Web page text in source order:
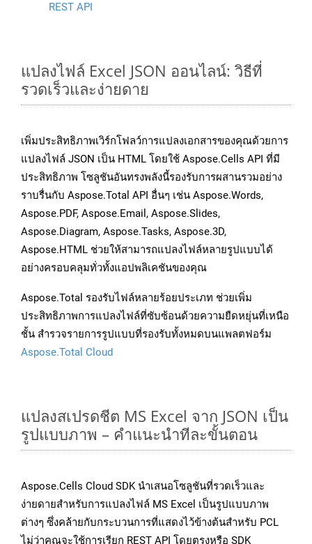
REST API
แปลงไฟล์ Excel JSON ออนไลน์: วิธีที่
รวดเร็วและง่ายดาย
เพิ่มประสิทธิภาพเวิร์กโฟลว์การแปลงเอกสารของคุณด้วยการ
แปลงไฟล์ JSON เป็น HTML โดยใช้ Aspose.Cells API ที่มี
ประสิทธิภาพ โซลูชันอันทรงพลังนี้รองรับการผสานรวมอย่าง
ราบรื่นกับ Aspose.Total API อื่นๆ เช่น Aspose.Words,
Aspose.PDF, Aspose.Email, Aspose.Slides,
Aspose.Diagram, Aspose.Tasks, Aspose.3D,
Aspose.HTML ช่วยให้สามารถแปลงไฟล์หลายรูปแบบได้
อย่างครอบคลุมทั่วทั้งแอปพลิเคชันของคุณ
Aspose.Total รองรับไฟล์หลายร้อยประเภท ช่วยเพิ่ม
ประสิทธิภาพการแปลงไฟล์ที่ซับซ้อนด้วยความยืดหยุ่นที่เหนือ
ชั้น สำรวจรายการรูปแบบที่รองรับทั้งหมดบนแพลตฟอร์ม
Aspose.Total Cloud
แปลงสเปรดชีต MS Excel จาก JSON เป็น
รูปแบบภาพ – คำแนะนำทีละขั้นตอน
Aspose.Cells Cloud SDK นำเสนอโซลูชันที่รวดเร็วและ
ง่ายดายสำหรับการแปลงไฟล์ MS Excel เป็นรูปแบบภาพ
ต่างๆ ซึ่งคล้ายกับกระบวนการที่แสดงไว้ข้างต้นสำหรับ PCL
ไม่ว่าคุณจะใช้การเรียก REST API โดยตรงหรือ SDK